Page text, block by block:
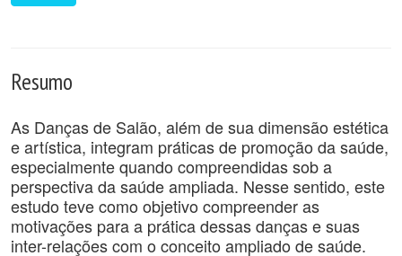
Resumo
As Danças de Salão, além de sua dimensão estética
e artística, integram práticas de promoção da saúde,
especialmente quando compreendidas sob a
perspectiva da saúde ampliada. Nesse sentido, este
estudo teve como objetivo compreender as
motivações para a prática dessas danças e suas
inter-relações com o conceito ampliado de saúde.